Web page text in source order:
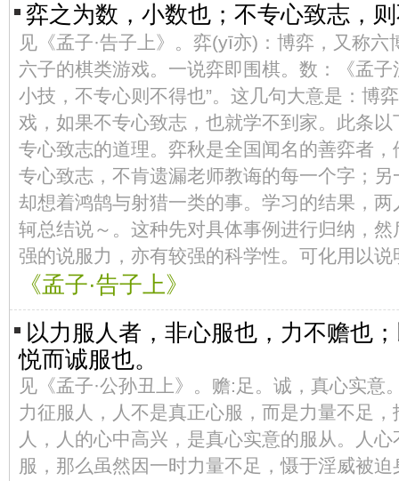
弈之为数，小数也；不专心致志，
见《孟子·告子上》。弈(yī亦)：博弈，又称
六子的棋类游戏。一说弈即围棋。数：《孟子
小技，不专心则不得也”。这几句大意是：博
戏，如果不专心致志，也就学不到家。此条
专心致志的道理。弈秋是全国闻名的善弈者
专心致志，不肯遗漏老师教诲的每一个字；
却想着鸿鹄与射猎一类的事。学习的结果，
轲总结说～。这种先对具体事例进行归纳，
强的说服力，亦有较强的科学性。可化用以
《孟子·告子上》
以力服人者，非心服也，力不赡也
悦而诚服也。
见《孟子·公孙丑上》。赡:足。诚，真心实意
力征服人，人不是真正心服，而是力量不足
人，人的心中高兴，是真心实意的服从。人
服，那么虽然因一时力量不足，慑于淫威被